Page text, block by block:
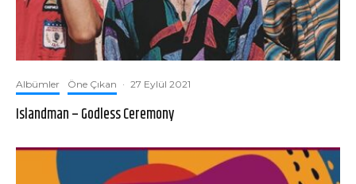
Albümler Öne Çıkan · 27 Eylül 2021
Islandman – Godless Ceremony